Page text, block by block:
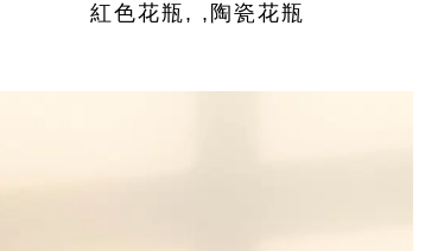
紅色花瓶, ,陶瓷花瓶